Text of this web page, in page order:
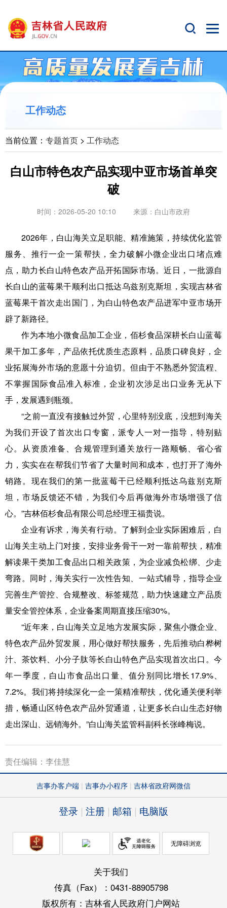
工作动态
当前位置： 专题首页 > 工作动态
白山市特色农产品实现中亚市场首单突
破
时间：2026-05-20 10:10 来源： 白山市政府
2026年，白山海关立足职能、精准施策，持续优化监管
服务、推行一企一策帮扶，全力破解小微企业出口堵点难
点，助力长白山特色农产品开拓国际市场。近日，一批源自
长白山的蓝莓果干顺利出口抵达乌兹别克斯坦，实现吉林省
蓝莓果干首次走出国门，为白山特色农产品进军中亚市场开
辟了新路径。
作为本地小微食品加工企业，佰杉食品深耕长白山蓝莓
果干加工多年，产品依托优质生态原料，品质口碑良好，企
业拓展海外市场的意愿十分迫切。但由于不熟悉外贸流程、
不掌握国际食品准入标准，企业初次涉足出口业务无从下
手，发展遇到瓶颈。
“之前一直没有接触过外贸，心里特别没底，没想到海关
为我们开设了首次出口专窗，派专人一对一指导，特别贴
心。从资质准备、合规管理到通关放行一路顺畅、省心省
力，实实在在帮我们节省了大量时间和成本，也打开了海外
销路。现在我们的第一批蓝莓干已经顺利抵达乌兹别克斯
坦，市场反馈还不错，为我们今后再做海外市场增强了信
心。”吉林佰杉食品有限公司总经理王福贵说。
企业有诉求，海关有行动。了解到企业实际困难后，白
山海关主动上门对接，安排业务骨干一对一靠前帮扶，精准
解读果干类加工食品出口相关政策，为企业减负松绑、少走
弯路。同时，海关实行一次性告知、一站式辅导，指导企业
完善生产管控、合规整改、标签规范，助力快速建立产品质
量安全管控体系，企业备案周期直接压缩30%。
“近年来，白山海关立足地方发展实际，聚焦小微企业、
特色农产品外贸发展，用心做好帮扶服务，先后推动白桦树
汁、茶饮料、小分子肽等长白山特色产品实现首次出口。今
年一季度，白山市食品出口量、值分别同比增长17.9%、
7.2%。我们将持续深化一企一策精准帮扶，优化通关便利举
措，畅通山区特色农产品外贸通道，让更多长白山生态好物
走出深山、远销海外。”白山海关监管科副科长张峰梅说。
责任编辑：李佳慧